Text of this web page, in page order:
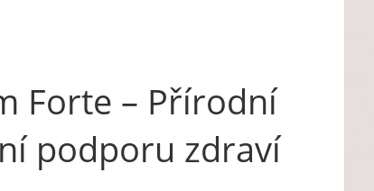
Forte – Přírodní
podporu zdraví